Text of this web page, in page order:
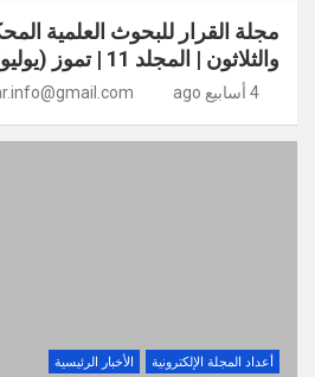
مجلة القرار للبحوث العلمية
والثلاثون | المجلد 11 | تموز (يوليو) 2026 | صفر 1448
4 أسابيع ago
أعداد المجلة الإلكترونية الأخبار الرئيسية